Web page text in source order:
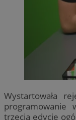
Wystartowała
programowanie
trzecią edycję